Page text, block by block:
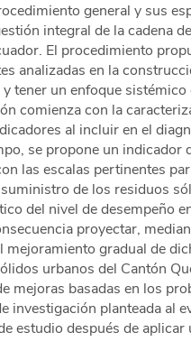
general y sus
integral de la cadena
El procedimiento
analizadas en la
tener un enfoque
comienza con la
al incluir en el
se propone un indicador
las escalas pertinentes
de los residuos
del nivel de desempeño
proyectar,
gradual de
urbanos del Cantón
mejoras basadas en los
investigación planteada al
estudio después de